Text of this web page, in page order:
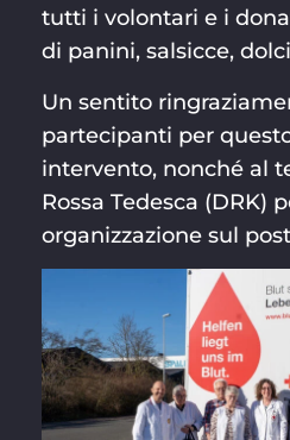
tutti i volontari e i
di panini, salsicce,
Un sentito
partecipanti per
intervento, nonché al
Rossa Tedesca (DRK)
organizzazione sul